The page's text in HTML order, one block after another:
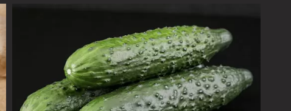
Фотосъемка еды и напитков для меню, каталогов, а также для